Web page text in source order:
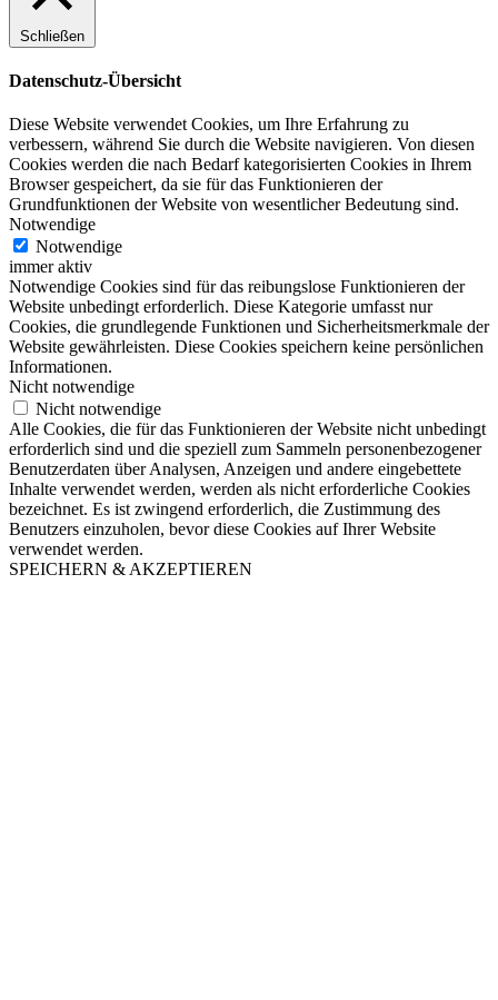
Schließen
Datenschutz-Übersicht
Diese Website verwendet Cookies, um Ihre Erfahrung zu
verbessern, während Sie durch die Website navigieren. Von diesen
Cookies werden die nach Bedarf kategorisierten Cookies in Ihrem
Browser gespeichert, da sie für das Funktionieren der
Grundfunktionen der Website von wesentlicher Bedeutung sind.
Notwendige
Notwendige
immer aktiv
Notwendige Cookies sind für das reibungslose Funktionieren der
Website unbedingt erforderlich. Diese Kategorie umfasst nur
Cookies, die grundlegende Funktionen und Sicherheitsmerkmale der
Website gewährleisten. Diese Cookies speichern keine persönlichen
Informationen.
Nicht notwendige
Nicht notwendige
Alle Cookies, die für das Funktionieren der Website nicht unbedingt
erforderlich sind und die speziell zum Sammeln personenbezogener
Benutzerdaten über Analysen, Anzeigen und andere eingebettete
Inhalte verwendet werden, werden als nicht erforderliche Cookies
bezeichnet. Es ist zwingend erforderlich, die Zustimmung des
Benutzers einzuholen, bevor diese Cookies auf Ihrer Website
verwendet werden.
SPEICHERN & AKZEPTIEREN